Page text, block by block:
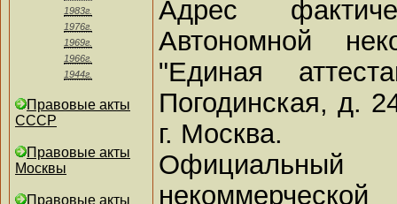
1983г.
1976г.
1969г.
1966г.
1944г.
Правовые акты
СССР
Правовые акты
Москвы
Правовые акты
Адрес
Автономной
"Единая
Погодинская, д.
г. Москва.